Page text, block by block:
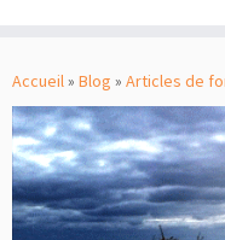
au
contenu
Accueil» Blog » Articles de